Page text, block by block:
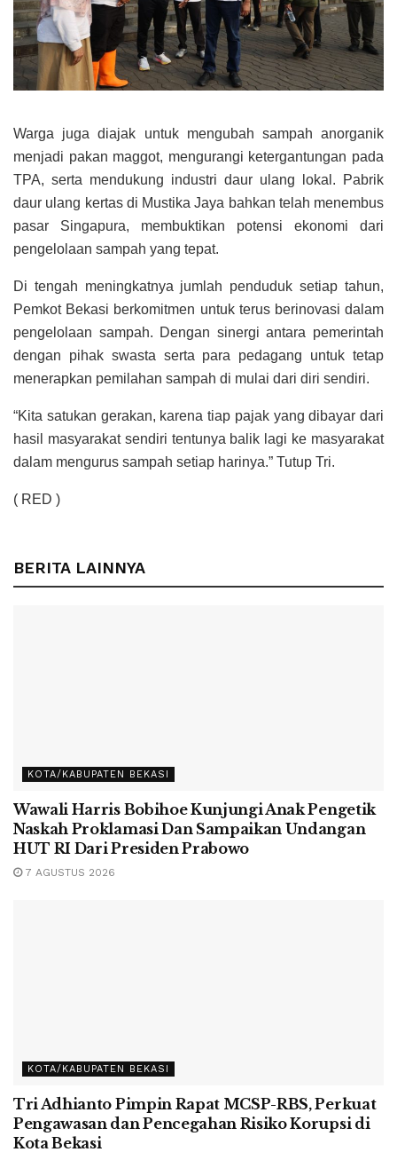
Warga juga diajak untuk mengubah sampah anorganik
menjadi pakan maggot, mengurangi ketergantungan pada
TPA, serta mendukung industri daur ulang lokal. Pabrik
daur ulang kertas di Mustika Jaya bahkan telah menembus
pasar Singapura, membuktikan potensi ekonomi dari
pengelolaan sampah yang tepat.
Di tengah meningkatnya jumlah penduduk setiap tahun,
Pemkot Bekasi berkomitmen untuk terus berinovasi dalam
pengelolaan sampah. Dengan sinergi antara pemerintah
dengan pihak swasta serta para pedagang untuk tetap
menerapkan pemilahan sampah di mulai dari diri sendiri.
“Kita satukan gerakan, karena tiap pajak yang dibayar dari
hasil masyarakat sendiri tentunya balik lagi ke masyarakat
dalam mengurus sampah setiap harinya.” Tutup Tri.
( RED )
BERITA LAINNYA
KOTA/KABUPATEN BEKASI
Wawali Harris Bobihoe Kunjungi Anak Pengetik
Naskah Proklamasi Dan Sampaikan Undangan
HUT RI Dari Presiden Prabowo
7 AGUSTUS 2026
KOTA/KABUPATEN BEKASI
Tri Adhianto Pimpin Rapat MCSP-RBS, Perkuat
Pengawasan dan Pencegahan Risiko Korupsi di
Kota Bekasi